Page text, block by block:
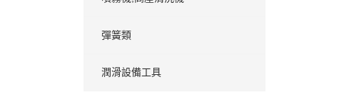
彈簧類
潤滑設備工具